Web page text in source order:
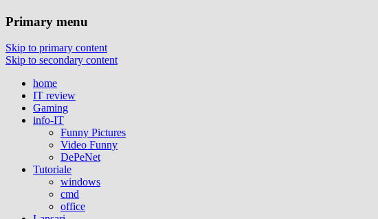
Primary menu
Skip to primary content
Skip to secondary content
home
IT review
Gaming
info-IT
Funny Pictures
Video Funny
DePeNet
Tutoriale
windows
cmd
office